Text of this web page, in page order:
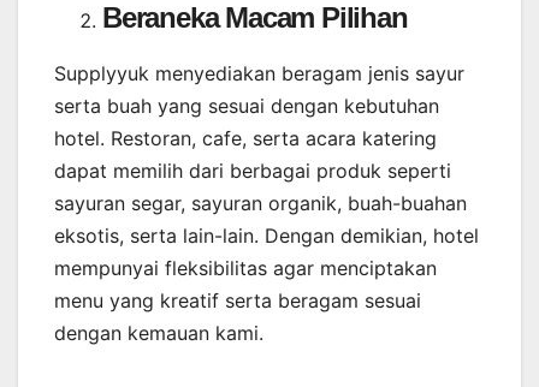
Beraneka Macam Pilihan
Supplyyuk menyediakan beragam jenis sayur
serta buah yang sesuai dengan kebutuhan
hotel. Restoran, cafe, serta acara katering
dapat memilih dari berbagai produk seperti
sayuran segar, sayuran organik, buah-buahan
eksotis, serta lain-lain. Dengan demikian, hotel
mempunyai fleksibilitas agar menciptakan
menu yang kreatif serta beragam sesuai
dengan kemauan kami.